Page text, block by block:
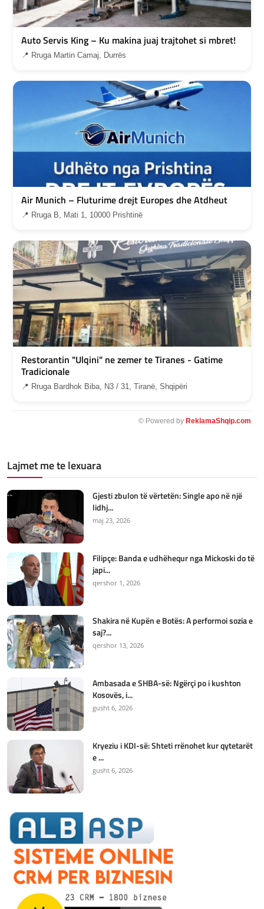
Auto Servis King – Ku makina juaj trajtohet si mbret!
📍 Rruga Martin Camaj, Durrës
Air Munich – Fluturime drejt Europes dhe Atdheut
📍 Rruga B, Mati 1, 10000 Prishtinë
Restorantin "Ulqini" ne zemer te Tiranes - Gatime
Tradicionale
📍 Rruga Bardhok Biba, N3 / 31, Tiranë, Shqipëri
© Powered by ReklamaShqip.com
Lajmet me te lexuara
Gjesti zbulon të vërtetën: Single apo në një
lidhj...
maj 23, 2026
Filipçe: Banda e udhëhequr nga Mickoski do të
japi...
qershor 1, 2026
Shakira në Kupën e Botës: A performoi sozia e
saj?...
qershor 13, 2026
Ambasada e SHBA-së: Ngërçi po i kushton
Kosovës, i...
gusht 6, 2026
Kryeziu i KDI-së: Shteti rrënohet kur qytetarët
e ...
gusht 6, 2026